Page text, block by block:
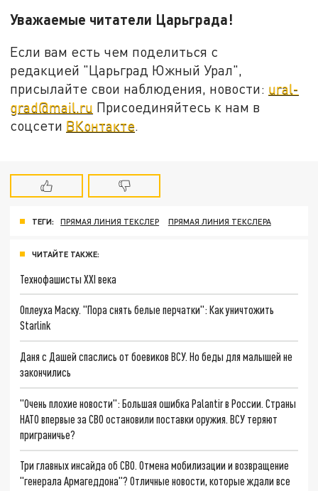
Уважаемые читатели Царьграда!
Если вам есть чем поделиться с
редакцией "Царьград Южный Урал",
присылайте свои наблюдения, новости: ural-
grad@mail.ru Присоединяйтесь к нам в
соцсети ВКонтакте.
ТЕГИ: ПРЯМАЯ ЛИНИЯ ТЕКСЛЕР ПРЯМАЯ ЛИНИЯ ТЕКСЛЕРА
ЧИТАЙТЕ ТАКЖЕ:
Технофашисты XXI века
Оплеуха Маску. "Пора снять белые перчатки": Как уничтожить
Starlink
Даня с Дашей спаслись от боевиков ВСУ. Но беды для малышей не
закончились
"Очень плохие новости": Большая ошибка Palantir в России. Страны
НАТО впервые за СВО остановили поставки оружия. ВСУ теряют
приграничье?
Три главных инсайда об СВО. Отмена мобилизации и возвращение
"генерала Армагеддона"? Отличные новости, которые ждали все